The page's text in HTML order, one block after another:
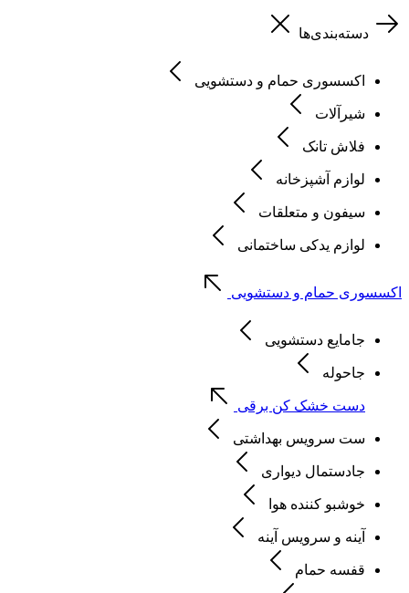
دسته‌بندی‌ها
اکسسوری حمام و دستشویی
شیرآلات
فلاش تانک
لوازم آشپزخانه
سیفون و متعلقات
لوازم یدکی ساختمانی
اکسسوری حمام و دستشویی
جامایع دستشویی
جاحوله
دست خشک کن برقی
ست سرویس بهداشتی
جادستمال دیواری
خوشبو کننده هوا
آینه و سرویس آینه
قفسه حمام